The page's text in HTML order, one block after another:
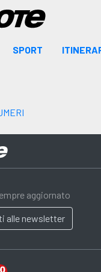
SPORT
aggiornato
alle newsletter